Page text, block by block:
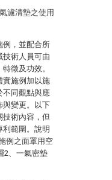
濾清墊之使用
例，並配合所
技術人員可由
徵及功效。
實施例加以施
不同觀點與應
與變更。以下
技術內容，但
範圍。說明
例之面罩用空
2、一氣密墊